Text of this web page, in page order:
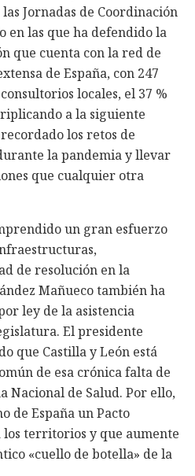
Jornadas de Coordinación
en las que ha defendido la
que cuenta con la red de
de España, con 247
locales, el 37 %
a la siguiente
los retos de
la pandemia y llevar
que cualquier otra
un gran esfuerzo
de resolución en la
Mañueco también ha
ley de la asistencia
El presidente
que Castilla y León está
de esa crónica falta de
Nacional de Salud. Por ello,
de España un Pacto
territorios y que aumente
«cuello de botella» de la